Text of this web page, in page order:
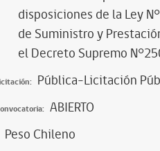
disposiciones de la Ley
de Suministro y
el Decreto Supremo
Pública-Licitación
ABIERTO
Peso Chileno